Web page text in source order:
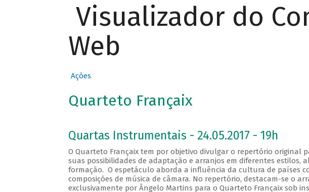
Visualizador do
Web
Ações
Quarteto Françaix
Quartas Instrumentais - 24.05.2017 - 19h
O Quarteto Françaix tem por objetivo divulgar o repertório original
suas possibilidades de adaptação e arranjos em diferentes estilos,
formação. O espetáculo aborda a influência da cultura de países
composições de música de câmara. No repertório, destacam-se o
exclusivamente por Ângelo Martins para o Quarteto Françaix sob